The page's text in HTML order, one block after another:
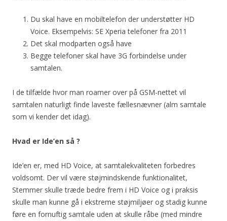
Du skal have en mobiltelefon der understøtter HD
Voice. Eksempelvis: SE Xperia telefoner fra 2011
Det skal modparten også have
Begge telefoner skal have 3G forbindelse under
samtalen.
I de tilfælde hvor man roamer over på GSM-nettet vil
samtalen naturligt finde laveste fællesnævner (alm samtale
som vi kender det idag).
Hvad er Ide’en så ?
Ide’en er, med HD Voice, at samtalekvaliteten forbedres
voldsomt. Der vil være støjmindskende funktionalitet,
Stemmer skulle træde bedre frem i HD Voice og i praksis
skulle man kunne gå i ekstreme støjmiljøer og stadig kunne
føre en fornuftig samtale uden at skulle råbe (med mindre